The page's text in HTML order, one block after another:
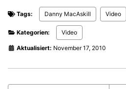
Tags: Danny MacAskill Video
Kategorien: Video
Aktualisiert: November 17, 2010